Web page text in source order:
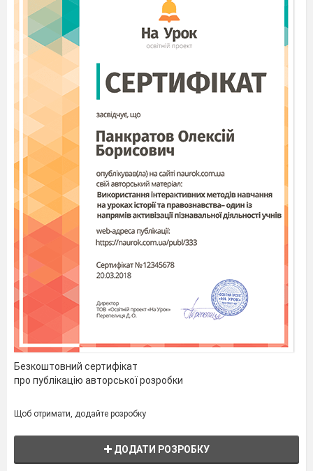
Лабораторний дослід
обміну між
електролітами у водних розчинах,
що супроводжуються утворенням
води.
Мета:
здійснити реакції обміну між
електролітами у водних розчинах,
що супроводжуються
утворенням води.
Обладнання та реактиви:
таблиця
розчинності, штатив з пробірками.
розчини
натрій гідроксиду, фенолфталеїн та розчин
хлоридної
кислоти.
Пам’ятайте про правила безпеки!
Хід роботи
Мої спостереження
1. До розчину
хлоридної
додаємо 2-3
краплі
фенолфталеїну.
Що відбувається?
___________________
___________________
___________________
___________________
Безкоштовний сертифікат
про публікацію авторської розробки
Щоб отримати, додайте розробку
ДОДАТИ РОЗРОБКУ